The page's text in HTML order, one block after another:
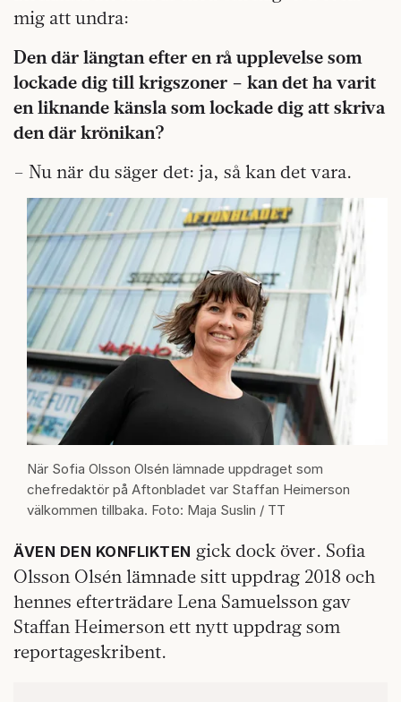
mig att undra:
Den där längtan efter en rå upplevelse som
lockade dig till krigszoner – kan det ha varit
en liknande känsla som lockade dig att skriva
den där krönikan?
– Nu när du säger det: ja, så kan det vara.
När Sofia Olsson Olsén lämnade uppdraget som
chefredaktör på Aftonbladet var Staffan Heimerson
välkommen tillbaka. Foto: Maja Suslin / TT
ÄVEN DEN KONFLIKTEN gick dock över. Sofia
Olsson Olsén lämnade sitt uppdrag 2018 och
hennes efterträdare Lena Samuelsson gav
Staffan Heimerson ett nytt uppdrag som
reportageskribent.